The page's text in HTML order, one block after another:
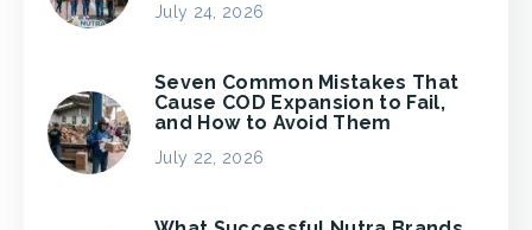
July 24, 2026
Seven Common Mistakes That
Cause COD Expansion to Fail,
and How to Avoid Them
July 22, 2026